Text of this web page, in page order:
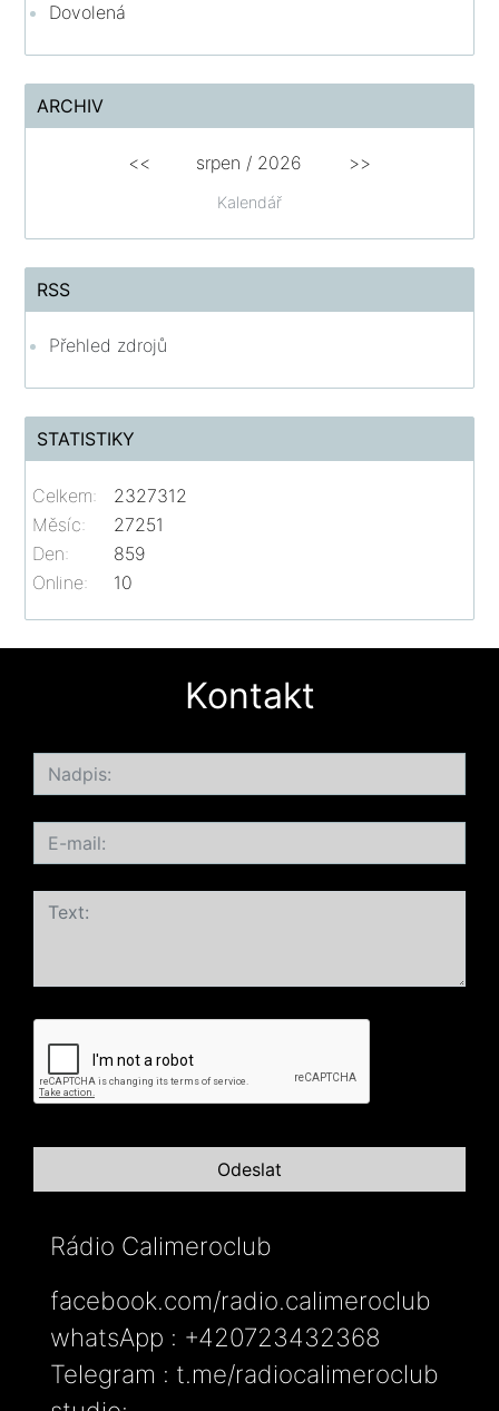
Dovolená
ARCHIV
Kalendář
<< srpen / 2026 >>
RSS
Přehled zdrojů
STATISTIKY
Online: 10
Celkem:
2327312
Měsíc:
27251
Den:
859
Kontakt
Rádio Calimeroclub
facebook.com/radio.calimeroclub
whatsApp : +420723432368
Telegram : t.me/radiocalimeroclub